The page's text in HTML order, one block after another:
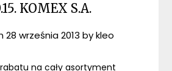
KOMEX S.A.
28 września 2013 bykleo
rabatu na cały asortyment